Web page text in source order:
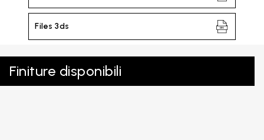
Files 3ds
Finiture disponibili